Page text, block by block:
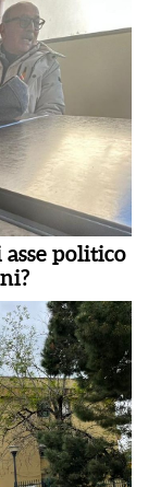
politico